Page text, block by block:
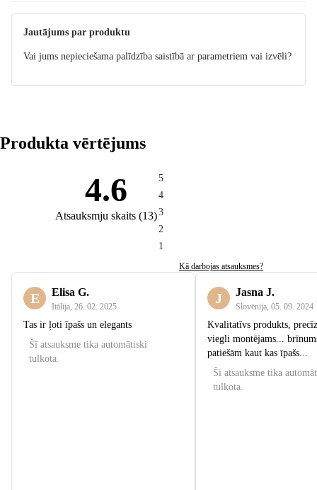
Jautājums par produktu
Vai jums nepieciešama palīdzība saistībā ar parametriem vai izvēli?
Produkta vērtējums
4.6
Atsauksmju skaits (13)
5
4
3
2
1
Kā darbojas atsauksmes?
E Elisa G.
Itālija 26. 02. 2025
Tas ir ļoti īpašs un elegants
Šī atsauksme tika automātiski
tulkota.
J Jasna J.
Slovēnija 05. 09. 2024
Kvalitatīvs produkts,
viegli montējams...
patiešām kaut kas īpašs...
Šī atsauksme tika
tulkota.